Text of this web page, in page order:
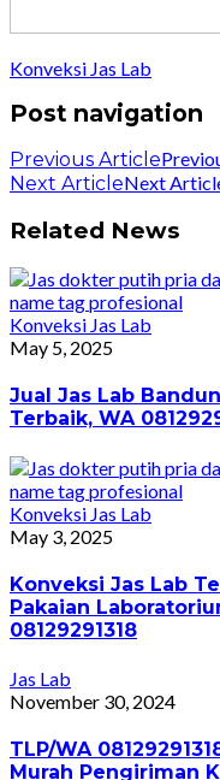
Konveksi Jas Lab
Post navigation
Previous Article
Next ArticleNext
Related News
Konveksi Jas Lab
May 5, 2025
Jual Jas Lab
Terbaik, WA
Konveksi Jas Lab
May 3, 2025
Konveksi Jas Lab
Pakaian
08129291318
Jas Lab
November 30, 2024
TLP/WA
Murah Pengiriman